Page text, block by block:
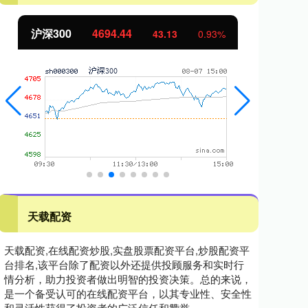
沪深300 4694.44 43.13 0.93%
天载配资
天载配资,在线配资炒股,实盘股票配资平台,炒股配资平
台排名,该平台除了配资以外还提供投顾服务和实时行
情分析，助力投资者做出明智的投资决策。总的来说，
是一个备受认可的在线配资平台，以其专业性、安全性